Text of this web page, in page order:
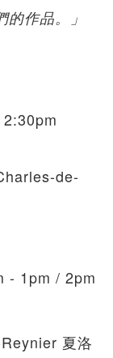
作品。」
de-
- 1pm / 2pm
夏洛